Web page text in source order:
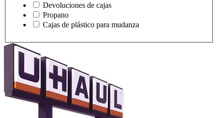
Devoluciones de cajas
Propano
Cajas de plástico para mudanza